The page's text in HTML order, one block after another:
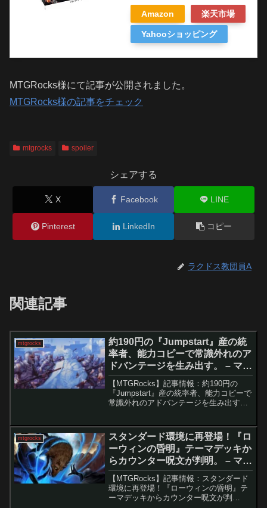
Amazon 楽天市場
Yahooショッピング
MTGRocks様にて記事が公開されました。
MTGRocks様の記事をチェック
mtgrocks spoiler
シェアする
X Facebook LINE
Pinterest LinkedIn コピー
ラクドス教団員A
関連記事
mtgrocks
約190円の『Jumpstart』産の統
率者、能力コピーで常識外れのア
ドバンテージを生み出す。 – マジ
ック：ザ・ギャザリング
【MTGRocks】記事情報：約190円の
『Jumpstart』産の統率者、能力コピーで
常識外れのアドバンテージを生み出す。
る。しかしボロス（赤白）は消耗戦に弱
い色の...
mtgrocks
スタンダード環境に再登場！『ロ
ーウィンの昏明』テーマデッキか
らカウンター呪文が判明。 – マジ
ック：ザ・ギャザリング
【MTGRocks】記事情報：スタンダード
環境に再登場！『ローウィンの昏明』テ
ーマデッキからカウンター呪文が判